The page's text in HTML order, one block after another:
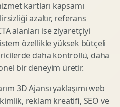
kartları kapsamı
azaltır, referans
alanları ise ziyaretçiyi
özellikle yüksek bütçeli
daha kontrollü, daha
bir deneyim üretir.
3D Ajansı yaklaşımı web
reklam kreatifi, SEO ve